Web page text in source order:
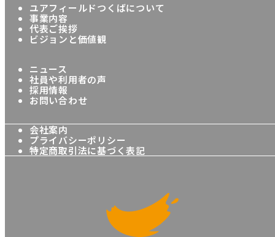
ユアフィールドつくばについて
事業内容
代表ご挨拶
ビジョンと価値観
ニュース
社員や利用者の声
採用情報
お問い合わせ
会社案内
プライバシーポリシー
特定商取引法に基づく表記